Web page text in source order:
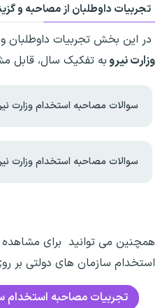
تجربیات داوطلبان از مصاحبه و
در این بخش تجربیات داوطلبان و
وزارت نیرو به تفکیک سال، قابل
سوالات مصاحبه استخدام وزارت نیرو
سوالات مصاحبه استخدام وزارت نیرو
همچنین می توانید برای
استخدام سازمان های دولتی بر
تجربیات مصاحبه استخدام